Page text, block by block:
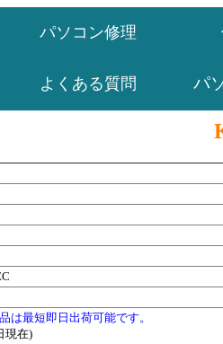
パソコン修理
よくある質問 パ
は最短即日出荷可能です。
現在)